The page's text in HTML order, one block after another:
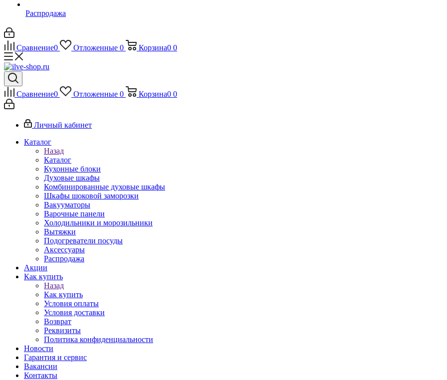
Распродажа
Сравнение0 Отложенные 0 Корзина0 0
Сравнение0 Отложенные 0 Корзина0 0
Личный кабинет
Каталог
Назад
Каталог
Кухонные блоки
Духовые шкафы
Комбинированные духовые шкафы
Шкафы шоковой заморозки
Вакууматоры
Варочные панели
Холодильники и морозильники
Вытяжки
Подогреватели посуды
Аксессуары
Распродажа
Акции
Как купить
Назад
Как купить
Условия оплаты
Условия доставки
Возврат
Реквизиты
Политика конфиденциальности
Новости
Гарантия и сервис
Вакансии
Контакты